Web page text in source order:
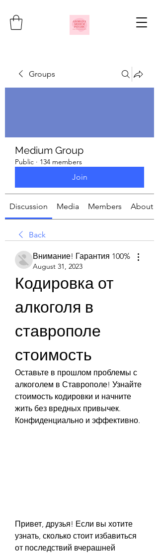
Groups
Medium Group
Public · 134 members
Join
Discussion Media Members About
Back
Внимание! Гарантия 100%
August 31, 2023
Кодировка от
алкоголя в
ставрополе
стоимость
Оставьте в прошлом проблемы с
алкоголем в Ставрополе! Узнайте
стоимость кодировки и начните
жить без вредных привычек.
Конфиденциально и эффективно.
Привет, друзья! Если вы хотите
узнать, сколько стоит избавиться
от последствий вчерашней